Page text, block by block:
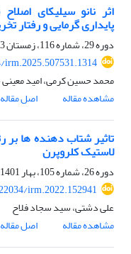
اثر نانو سیلیکای
پایداری گرمایی و رفتار
دوره 29، شماره 116، زمستان 1403، صفحه
irm.2025.507531.1314
محمد حسین کرمی، امید
مشاهده مقاله
اصل مقاله
تاثیر شتاب دهنده ها
لاستیک کلروپرن
دوره 26، شماره 105، بهار 1401، صفحه
irm.2022.152941
علی دشتی، سید سجاد فلاح
مشاهده مقاله
اصل مقاله